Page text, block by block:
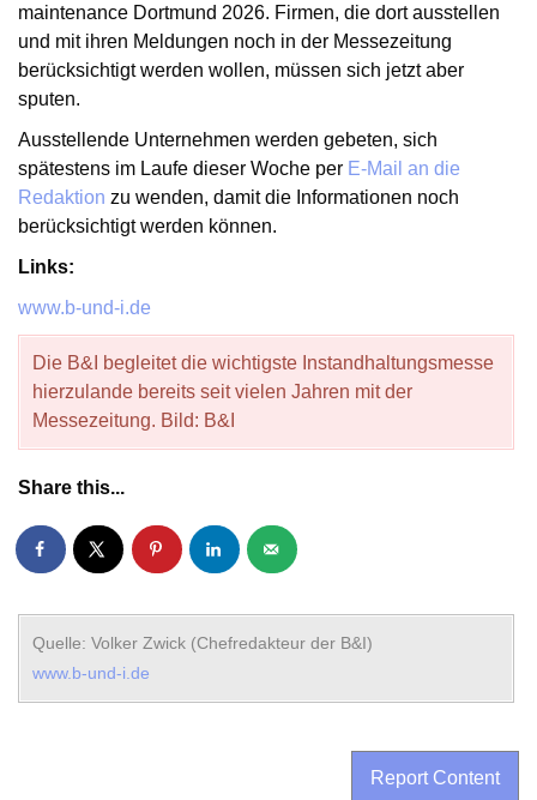
maintenance Dortmund 2026. Firmen, die dort ausstellen
und mit ihren Meldungen noch in der Messezeitung
berücksichtigt werden wollen, müssen sich jetzt aber
sputen.
Ausstellende Unternehmen werden gebeten, sich
spätestens im Laufe dieser Woche per E-Mail an die
Redaktion zu wenden, damit die Informationen noch
berücksichtigt werden können.
Links:
www.b-und-i.de
Die B&I begleitet die wichtigste Instandhaltungsmesse
hierzulande bereits seit vielen Jahren mit der
Messezeitung. Bild: B&I
Share this...
Quelle: Volker Zwick (Chefredakteur der B&I)
www.b-und-i.de
Report Content